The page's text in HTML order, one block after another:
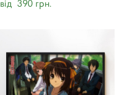
від 390 грн.